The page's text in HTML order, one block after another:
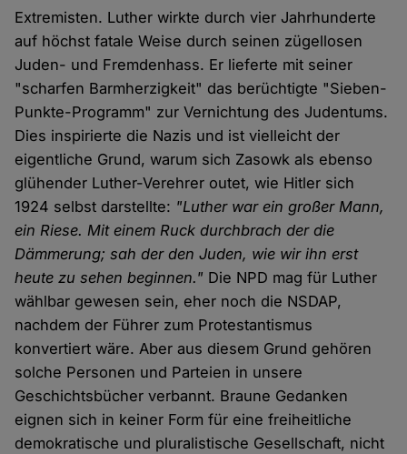
Extremisten. Luther wirkte durch vier Jahrhunderte
auf höchst fatale Weise durch seinen zügellosen
Juden- und Fremdenhass. Er lieferte mit seiner
"scharfen Barmherzigkeit" das berüchtigte "Sieben-
Punkte-Programm" zur Vernichtung des Judentums.
Dies inspirierte die Nazis und ist vielleicht der
eigentliche Grund, warum sich Zasowk als ebenso
glühender Luther-Verehrer outet, wie Hitler sich
1924 selbst darstellte: "Luther war ein großer Mann,
ein Riese. Mit einem Ruck durchbrach der die
Dämmerung; sah der den Juden, wie wir ihn erst
heute zu sehen beginnen." Die NPD mag für Luther
wählbar gewesen sein, eher noch die NSDAP,
nachdem der Führer zum Protestantismus
konvertiert wäre. Aber aus diesem Grund gehören
solche Personen und Parteien in unsere
Geschichtsbücher verbannt. Braune Gedanken
eignen sich in keiner Form für eine freiheitliche
demokratische und pluralistische Gesellschaft, nicht